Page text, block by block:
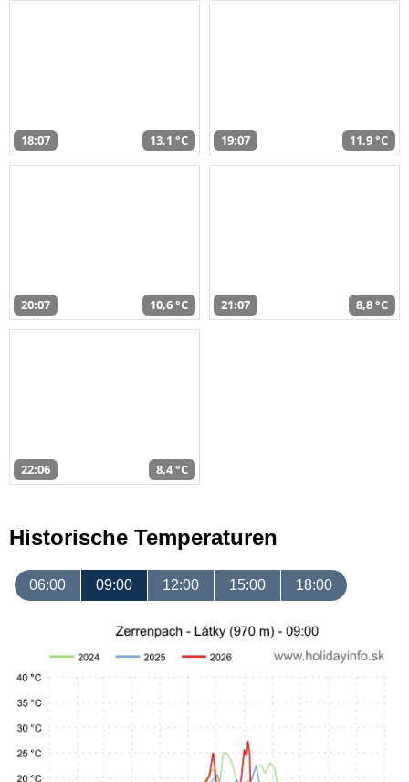
18:07 13,1 °C 19:07 11,9 °C
20:07 10,6 °C 21:07 8,8 °C
22:06 8,4 °C
Historische Temperaturen
06:00 09:00 12:00 15:00 18:00